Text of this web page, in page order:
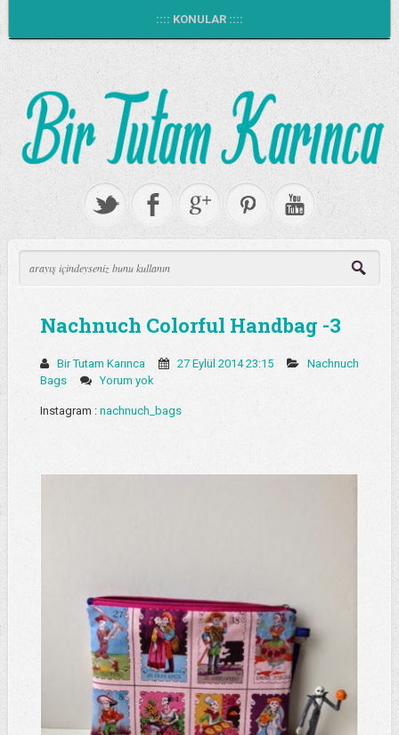
:::: KONULAR ::::
Nachnuch Colorful Handbag -3
Bir Tutam Karınca 27 Eylül 2014 23:15
Nachnuch
Bags
Yorum yok
Instagram : nachnuch_bags